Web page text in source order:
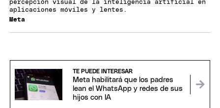
percepción visual de la inteligencia artificial en
aplicaciones móviles y lentes.
Meta
TE PUEDE INTERESAR
Meta habilitará que los padres
lean el WhatsApp y redes de sus
hijos con IA